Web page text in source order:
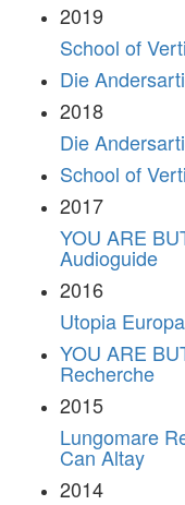
2019
School of
Die
2018
Die
School of
2017
YOU ARE
Audioguide
2016
Utopia Europa
YOU ARE
Recherche
2015
Lungomare
Can Altay
2014